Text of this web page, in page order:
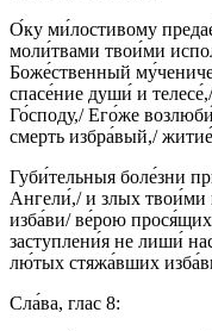
О́ку ми́лостивому
моли́твами твои́ми
Боже́ственный
спасе́ние души́ и
Го́споду,/ Его́же
смерть избра́вый,/
Губи́тельныя боле́зни
Ангели́,/ и злых твои́ми
изба́ви/ ве́рою
заступлени́я не лиши́
лю́тых стяжа́вших
Сла́ва, глас 8: